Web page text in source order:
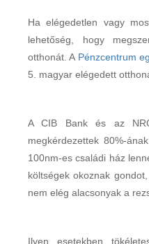
Ha elégedetlen vagy
lehetőség, hogy
otthonát. A Pénzcentrum
5. magyar elégedett
A CIB Bank és az
megkérdezettek 80%-
100nm-es családi ház
költségek okoznak
nem elég alacsonyak a
Ilyen esetekben